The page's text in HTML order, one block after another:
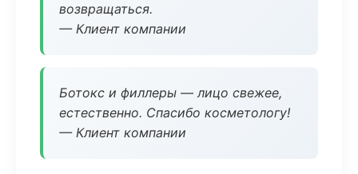
возвращаться.
— Клиент компании
Ботокс и филлеры — лицо свежее,
естественно. Спасибо косметологу!
— Клиент компании